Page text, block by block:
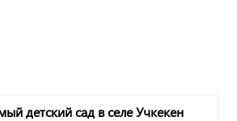
детский сад в селе Учкекен